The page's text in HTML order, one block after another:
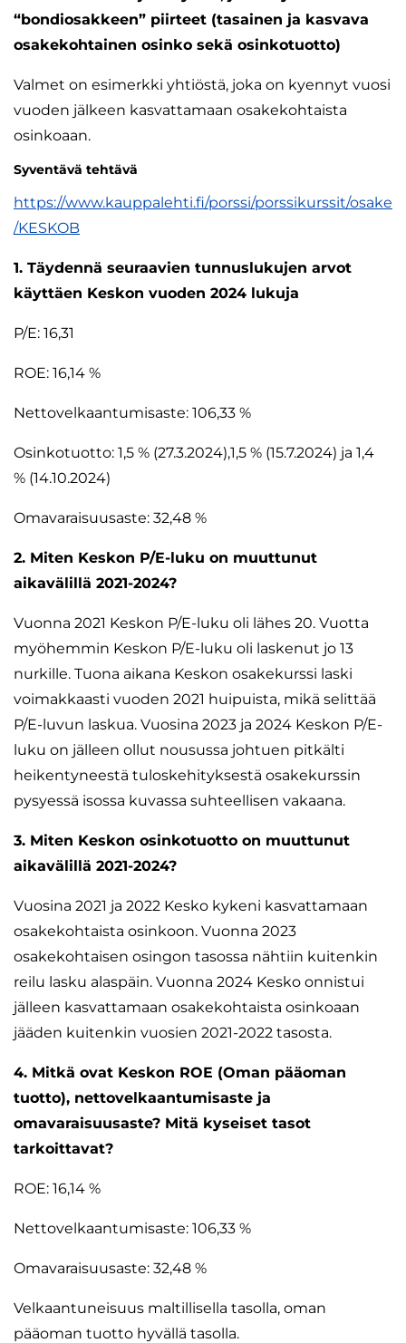
“bondiosakkeen” piirteet (tasainen ja kasvava
osakekohtainen osinko sekä osinkotuotto)
Valmet on esimerkki yhtiöstä, joka on kyennyt vuosi
vuoden jälkeen kasvattamaan osakekohtaista
osinkoaan.
Syventävä tehtävä
https://www.kauppalehti.fi/porssi/porssikurssit/osake
/KESKOB
1. Täydennä seuraavien tunnuslukujen arvot
käyttäen Keskon vuoden 2024 lukuja
P/E: 16,31
ROE: 16,14 %
Nettovelkaantumisaste: 106,33 %
Osinkotuotto: 1,5 % (27.3.2024),1,5 % (15.7.2024) ja 1,4
% (14.10.2024)
Omavaraisuusaste: 32,48 %
2. Miten Keskon P/E-luku on muuttunut
aikavälillä 2021-2024?
Vuonna 2021 Keskon P/E-luku oli lähes 20. Vuotta
myöhemmin Keskon P/E-luku oli laskenut jo 13
nurkille. Tuona aikana Keskon osakekurssi laski
voimakkaasti vuoden 2021 huipuista, mikä selittää
P/E-luvun laskua. Vuosina 2023 ja 2024 Keskon P/E-
luku on jälleen ollut nousussa johtuen pitkälti
heikentyneestä tuloskehityksestä osakekurssin
pysyessä isossa kuvassa suhteellisen vakaana.
3. Miten Keskon osinkotuotto on muuttunut
aikavälillä 2021-2024?
Vuosina 2021 ja 2022 Kesko kykeni kasvattamaan
osakekohtaista osinkoon. Vuonna 2023
osakekohtaisen osingon tasossa nähtiin kuitenkin
reilu lasku alaspäin. Vuonna 2024 Kesko onnistui
jälleen kasvattamaan osakekohtaista osinkoaan
jääden kuitenkin vuosien 2021-2022 tasosta.
4. Mitkä ovat Keskon ROE (Oman pääoman
tuotto), nettovelkaantumisaste ja
omavaraisuusaste? Mitä kyseiset tasot
tarkoittavat?
ROE: 16,14 %
Nettovelkaantumisaste: 106,33 %
Omavaraisuusaste: 32,48 %
Velkaantuneisuus maltillisella tasolla, oman
pääoman tuotto hyvällä tasolla.